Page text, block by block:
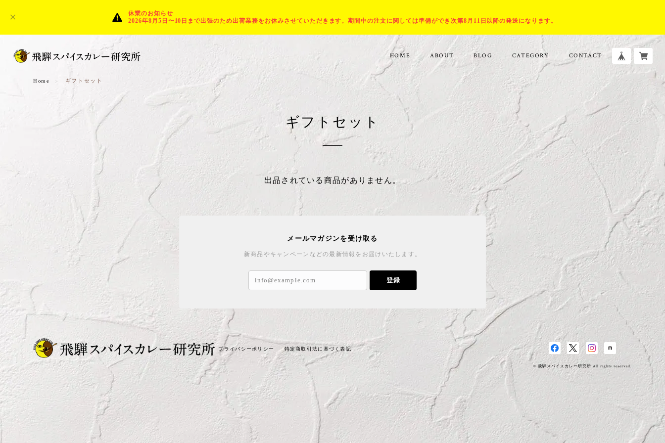
休業のお知らせ
2026年8月5日〜10日まで出張のため出荷業務をお休みさせていただきます。期間中の注文に関しては準備ができ次第8月11日以降の発送になります。
HOME ABOUT BLOG CATEGORY CONTACT
Home ギフトセット
ギフトセット
出品されている商品がありません。
メールマガジンを受け取る
新商品やキャンペーンなどの最新情報をお届けいたします。
登録
プライバシーポリシー 特定商取引法に基づく表記
© 飛騨スパイスカレー研究所 All rights reserved.